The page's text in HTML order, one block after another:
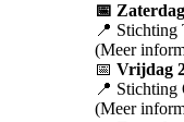
📅
📍 Stichting
(Meer
📅 Vrijdag
📍 Stichting
(Meer